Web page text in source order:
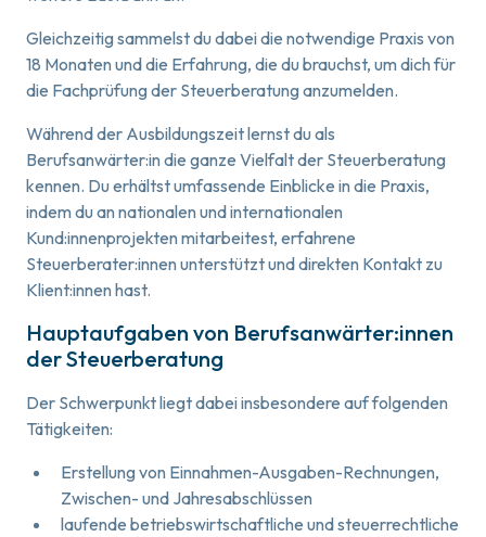
Gleichzeitig sammelst du dabei die notwendige Praxis von
18 Monaten und die Erfahrung, die du brauchst, um dich für
die Fachprüfung der Steuerberatung anzumelden.
Während der Ausbildungszeit lernst du als
Berufsanwärter:in die ganze Vielfalt der Steuerberatung
kennen. Du erhältst umfassende Einblicke in die Praxis,
indem du an nationalen und internationalen
Kund:innenprojekten mitarbeitest, erfahrene
Steuerberater:innen unterstützt und direkten Kontakt zu
Klient:innen hast.
Hauptaufgaben von Berufsanwärter:innen
der Steuerberatung
Der Schwerpunkt liegt dabei insbesondere auf folgenden
Tätigkeiten:
Erstellung von Einnahmen-Ausgaben-Rechnungen,
Zwischen- und Jahresabschlüssen
laufende betriebswirtschaftliche und steuerrechtliche